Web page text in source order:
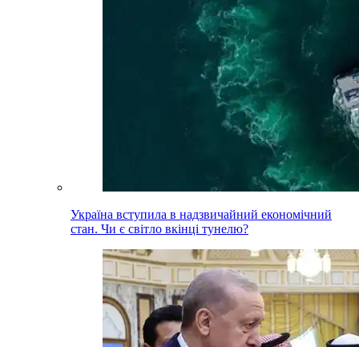
Україна вступила в надзвичайний економічний
стан. Чи є світло вкінці тунелю?